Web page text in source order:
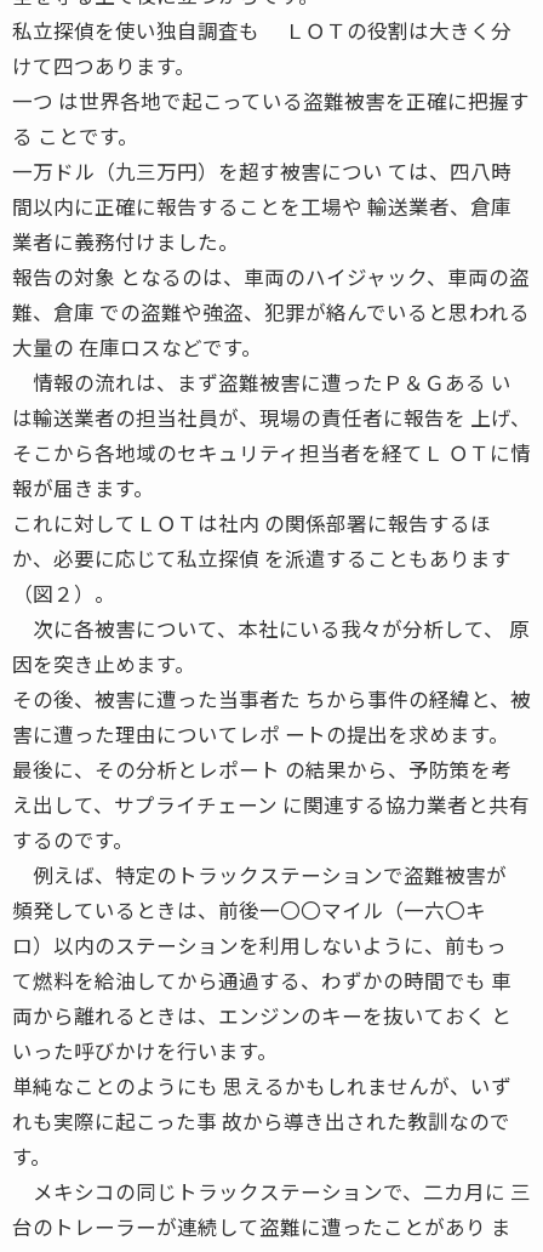
私立探偵を使い独自調査も ＬＯＴの役割は大きく分
けて四つあります。
一つ は世界各地で起こっている盗難被害を正確に把握す
る ことです。
一万ドル（九三万円）を超す被害につい ては、四八時
間以内に正確に報告することを工場や 輸送業者、倉庫
業者に義務付けました。
報告の対象 となるのは、車両のハイジャック、車両の盗
難、倉庫 での盗難や強盗、犯罪が絡んでいると思われる
大量の 在庫ロスなどです。
情報の流れは、まず盗難被害に遭ったＰ＆Ｇある い
は輸送業者の担当社員が、現場の責任者に報告を 上げ、
そこから各地域のセキュリティ担当者を経てＬ ＯＴに情
報が届きます。
これに対してＬＯＴは社内 の関係部署に報告するほ
か、必要に応じて私立探偵 を派遣することもあります
（図２）。
次に各被害について、本社にいる我々が分析して、 原
因を突き止めます。
その後、被害に遭った当事者た ちから事件の経緯と、被
害に遭った理由についてレポ ートの提出を求めます。
最後に、その分析とレポート の結果から、予防策を考
え出して、サプライチェーン に関連する協力業者と共有
するのです。
例えば、特定のトラックステーションで盗難被害が
頻発しているときは、前後一〇〇マイル（一六〇キ
ロ）以内のステーションを利用しないように、前もっ
て燃料を給油してから通過する、わずかの時間でも 車
両から離れるときは、エンジンのキーを抜いておく と
いった呼びかけを行います。
単純なことのようにも 思えるかもしれませんが、いず
れも実際に起こった事 故から導き出された教訓なので
す。
メキシコの同じトラックステーションで、二カ月に 三
台のトレーラーが連続して盗難に遭ったことがあり ま